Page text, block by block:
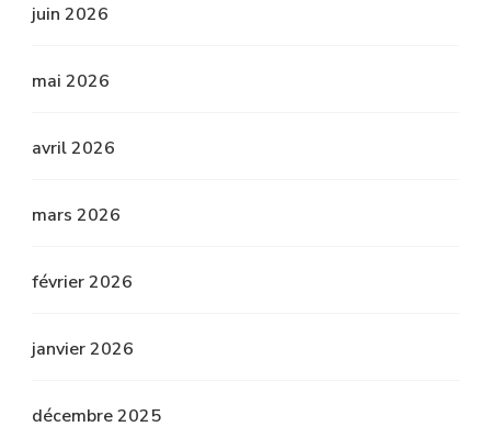
juin 2026
mai 2026
avril 2026
mars 2026
février 2026
janvier 2026
décembre 2025